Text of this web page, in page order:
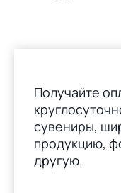
Получайте
сувениры,
продукцию,
другую.